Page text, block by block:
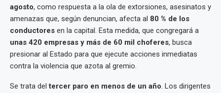
agosto, como respuesta a la ola de extorsiones, asesinatos y
amenazas que, según denuncian, afecta al 80 % de los
conductores en la capital. Esta medida, que congregará a
unas 420 empresas y más de 60 mil choferes, busca
presionar al Estado para que ejecute acciones inmediatas
contra la violencia que azota al gremio.
Se trata deltercer paro en menos de un año. Los dirigentes